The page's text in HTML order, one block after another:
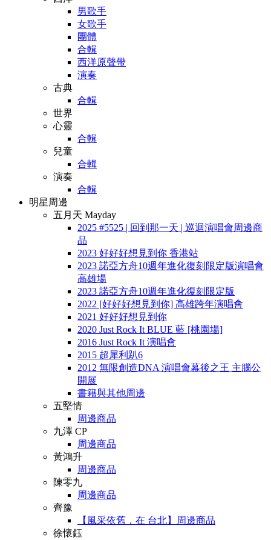
男歌手
女歌手
團體
合輯
西洋原聲帶
演奏
古典
合輯
世界
心靈
合輯
兒童
合輯
演奏
合輯
明星周邊
五月天 Mayday
2025 #5525 | 回到那一天 | 巡迴演唱會周邊商
品
2023 好好好想見到你 香港站
2023 諾亞方舟10週年進化復刻限定版演唱會
高雄場
2023 諾亞方舟10週年進化復刻限定版
2022 [好好好想見到你] 高雄跨年演唱會
2021 好好好想見到你
2020 Just Rock It BLUE 藍 [桃園場]
2016 Just Rock It 演唱會
2015 超犀利趴6
2012 無限創造DNA 演唱會幕後之王 主腦公
開展
書籍與其他周邊
五堅情
周邊商品
九澤 CP
周邊商品
黃鴻升
周邊商品
陳零九
周邊商品
齊豫
【風采依舊．在 台北】周邊商品
徐懷鈺